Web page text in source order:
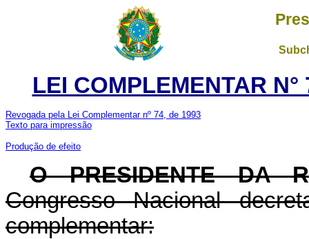
LEI COMPLEMENTAR
Revogada pela Lei Complementar nº 74, de 1993
Texto para impressão
Produção de efeito
O PRESIDENTE DA
Congresso Nacional
complementar: